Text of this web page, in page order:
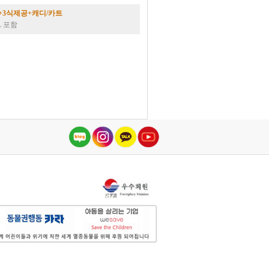
식제공+캐디/카트
포함